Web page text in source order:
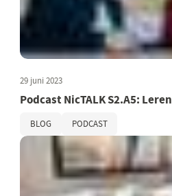
29 juni 2023
Podcast NicTALK S2.A5: Leren
BLOG PODCAST